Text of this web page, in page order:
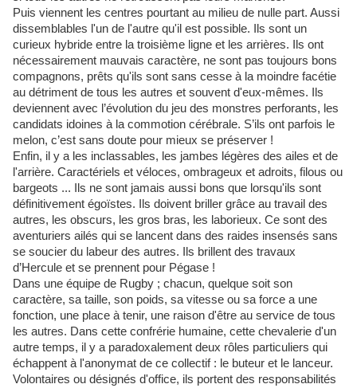
Puis viennent les centres pourtant au milieu de nulle part. Aussi
dissemblables l'un de l'autre qu'il est possible. Ils sont un
curieux hybride entre la troisième ligne et les arrières. Ils ont
nécessairement mauvais caractère, ne sont pas toujours bons
compagnons, prêts qu'ils sont sans cesse à la moindre facétie
au détriment de tous les autres et souvent d'eux-mêmes. Ils
deviennent avec l’évolution du jeu des monstres perforants, les
candidats idoines à la commotion cérébrale. S’ils ont parfois le
melon, c’est sans doute pour mieux se préserver !
Enfin, il y a les inclassables, les jambes légères des ailes et de
l'arrière. Caractériels et véloces, ombrageux et adroits, filous ou
bargeots ... Ils ne sont jamais aussi bons que lorsqu'ils sont
définitivement égoïstes. Ils doivent briller grâce au travail des
autres, les obscurs, les gros bras, les laborieux. Ce sont des
aventuriers ailés qui se lancent dans des raides insensés sans
se soucier du labeur des autres. Ils brillent des travaux
d’Hercule et se prennent pour Pégase !
Dans une équipe de Rugby ; chacun, quelque soit son
caractère, sa taille, son poids, sa vitesse ou sa force a une
fonction, une place à tenir, une raison d'être au service de tous
les autres. Dans cette confrérie humaine, cette chevalerie d'un
autre temps, il y a paradoxalement deux rôles particuliers qui
échappent à l'anonymat de ce collectif : le buteur et le lanceur.
Volontaires ou désignés d'office, ils portent des responsabilités